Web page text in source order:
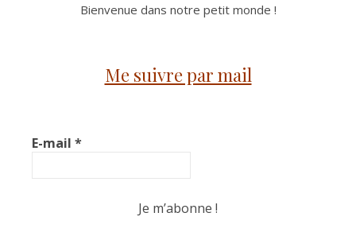
Bienvenue dans notre petit monde !
Me suivre par mail
E-mail *